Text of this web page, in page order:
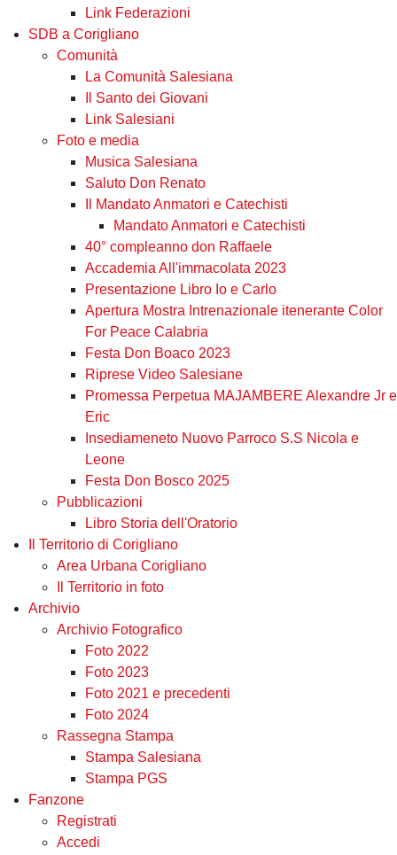
Link Federazioni
SDB a Corigliano
Comunità
La Comunità Salesiana
Il Santo dei Giovani
Link Salesiani
Foto e media
Musica Salesiana
Saluto Don Renato
Il Mandato Anmatori e Catechisti
Mandato Anmatori e Catechisti
40° compleanno don Raffaele
Accademia All'immacolata 2023
Presentazione Libro Io e Carlo
Apertura Mostra Intrenazionale itenerante Color
For Peace Calabria
Festa Don Boaco 2023
Riprese Video Salesiane
Promessa Perpetua MAJAMBERE Alexandre Jr e
Eric
Insediameneto Nuovo Parroco S.S Nicola e
Leone
Festa Don Bosco 2025
Pubblicazioni
Libro Storia dell'Oratorio
Il Territorio di Corigliano
Area Urbana Corigliano
Il Territorio in foto
Archivio
Archivio Fotografico
Foto 2022
Foto 2023
Foto 2021 e precedenti
Foto 2024
Rassegna Stampa
Stampa Salesiana
Stampa PGS
Fanzone
Registrati
Accedi